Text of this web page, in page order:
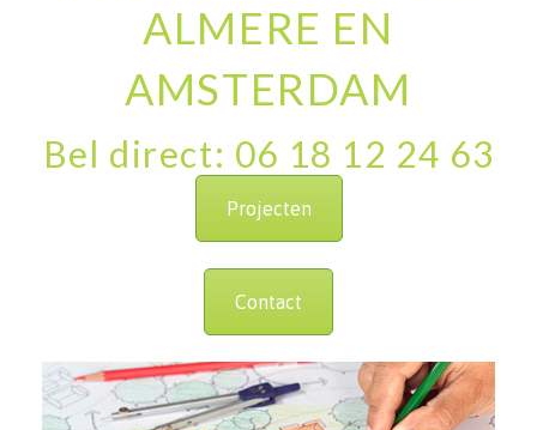
ALMERE EN
AMSTERDAM
Bel direct: 06 18 12 24 63
Projecten
Contact